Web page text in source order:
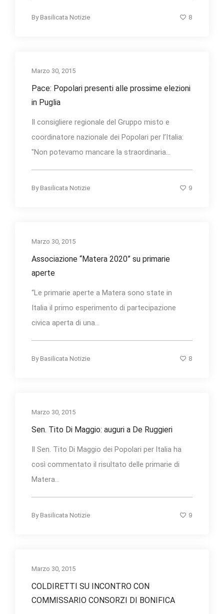
By Basilicata Notizie 8
Marzo 30, 2015
Pace: Popolari presenti alle prossime elezioni
in Puglia
Il consigliere regionale del Gruppo misto e
coordinatore nazionale dei Popolari per l’Italia:
"Non potevamo mancare la straordinaria...
By Basilicata Notizie 9
Marzo 30, 2015
Associazione “Matera 2020” su primarie
aperte
“Le primarie aperte a Matera sono state in
Italia il primo esperimento di partecipazione
civica aperta di una...
By Basilicata Notizie 8
Marzo 30, 2015
Sen. Tito Di Maggio: auguri a De Ruggieri
Il Sen. Tito Di Maggio dei Popolari per ltalia ha
così commentato il risultato delle primarie di
Matera...
By Basilicata Notizie 9
Marzo 30, 2015
COLDIRETTI SU INCONTRO CON
COMMISSARIO CONSORZI DI BONIFICA